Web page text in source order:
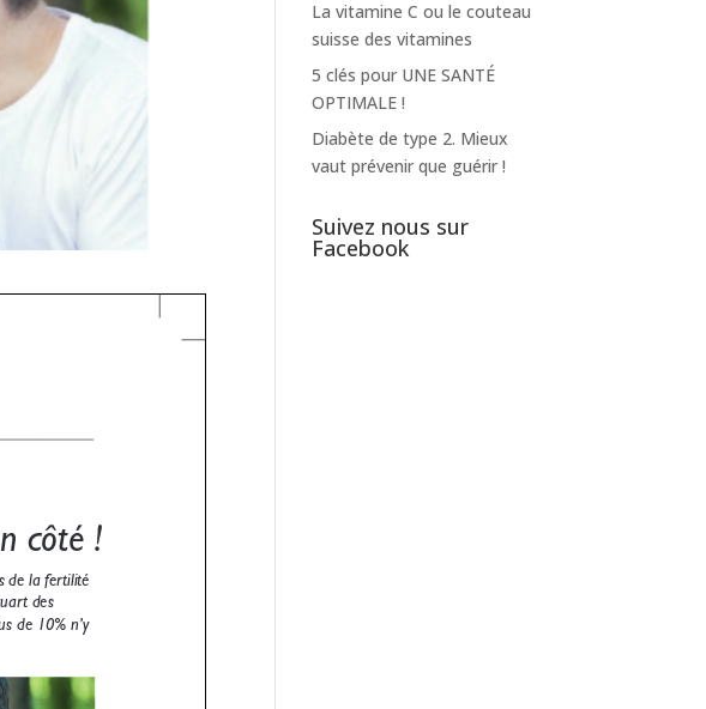
La vitamine C ou le couteau
suisse des vitamines
5 clés pour UNE SANTÉ
OPTIMALE !
Diabète de type 2. Mieux
vaut prévenir que guérir !
Suivez nous sur
Facebook